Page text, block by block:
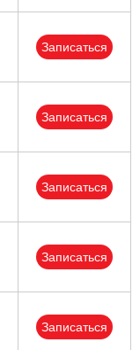
Записаться
Записаться
Записаться
Записаться
Записаться